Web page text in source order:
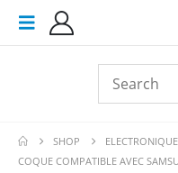
SHOP
COQUE COMPATIBLE AVEC